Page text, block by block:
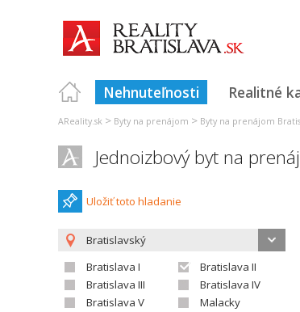
Nehnuteľnosti Realitné
AReality.sk > Byty na prenájom > Byty na prenájom
Jednoizbový byt na
Uložiť toto hladanie
Bratislavský
Bratislava I
Bratislava II
Bratislava III
Bratislava IV
Bratislava V
Malacky